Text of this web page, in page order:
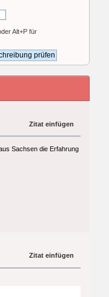
Alt+P für
Zitat einfügen
Sachsen die Erfahrung
Zitat einfügen